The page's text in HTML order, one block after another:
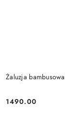
Żaluzja
Cena:
1490.00